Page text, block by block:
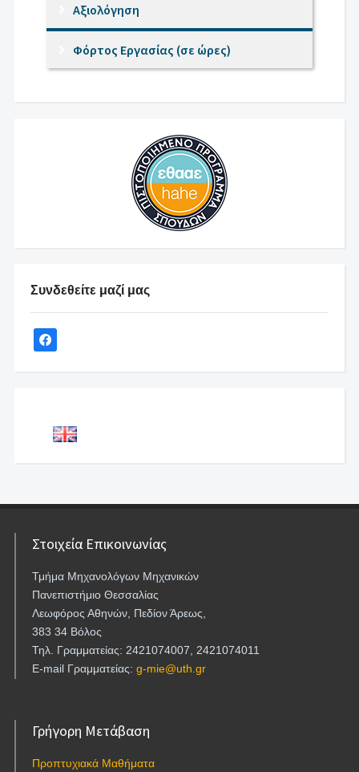
Συνδεθείτε μαζί μας
Αξιολόγηση
Φόρτος Εργασίας (σε ώρες)
Στοιχεία Επικοινωνίας
Τμήμα Μηχανολόγων Μηχανικών
Πανεπιστήμιο Θεσσαλίας
Λεωφόρος Αθηνών, Πεδίον Άρεως,
383 34 Βόλος
Τηλ. Γραμματείας: 2421074007, 2421074011
E-mail Γραμματείας: g-mie@uth.gr
Γρήγορη Μετάβαση
Προπτυχιακά Μαθήματα